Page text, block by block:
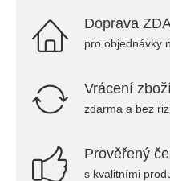
Doprava
pro objednávky
Vrácení
zdarma a bez
Prověřený
s kvalitními